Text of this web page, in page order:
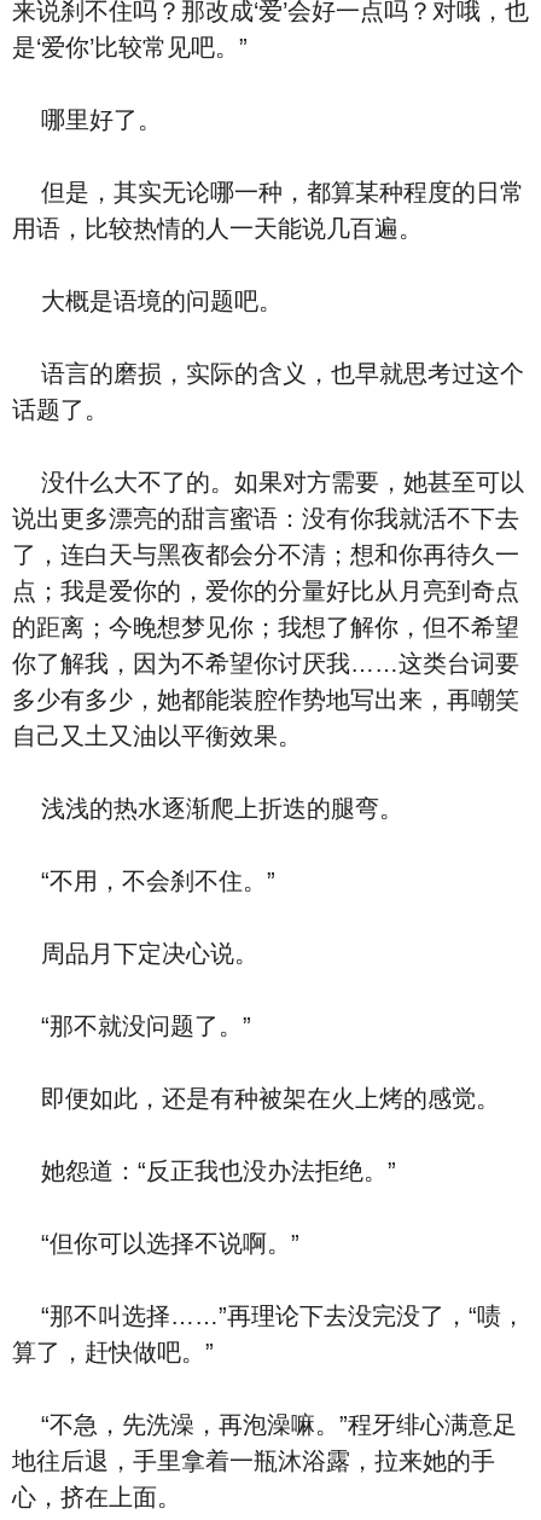
来说刹不住吗？那改成‘爱’会好一点吗？对哦，也
是‘爱你’比较常见吧。”
哪里好了。
但是，其实无论哪一种，都算某种程度的日常
用语，比较热情的人一天能说几百遍。
大概是语境的问题吧。
语言的磨损，实际的含义，也早就思考过这个
话题了。
没什么大不了的。如果对方需要，她甚至可以
说出更多漂亮的甜言蜜语：没有你我就活不下去
了，连白天与黑夜都会分不清；想和你再待久一
点；我是爱你的，爱你的分量好比从月亮到奇点
的距离；今晚想梦见你；我想了解你，但不希望
你了解我，因为不希望你讨厌我……这类台词要
多少有多少，她都能装腔作势地写出来，再嘲笑
自己又土又油以平衡效果。
浅浅的热水逐渐爬上折迭的腿弯。
“不用，不会刹不住。”
周品月下定决心说。
“那不就没问题了。”
即便如此，还是有种被架在火上烤的感觉。
她怨道：“反正我也没办法拒绝。”
“但你可以选择不说啊。”
“那不叫选择……”再理论下去没完没了，“啧，
算了，赶快做吧。”
“不急，先洗澡，再泡澡嘛。”程牙绯心满意足
地往后退，手里拿着一瓶沐浴露，拉来她的手
心，挤在上面。